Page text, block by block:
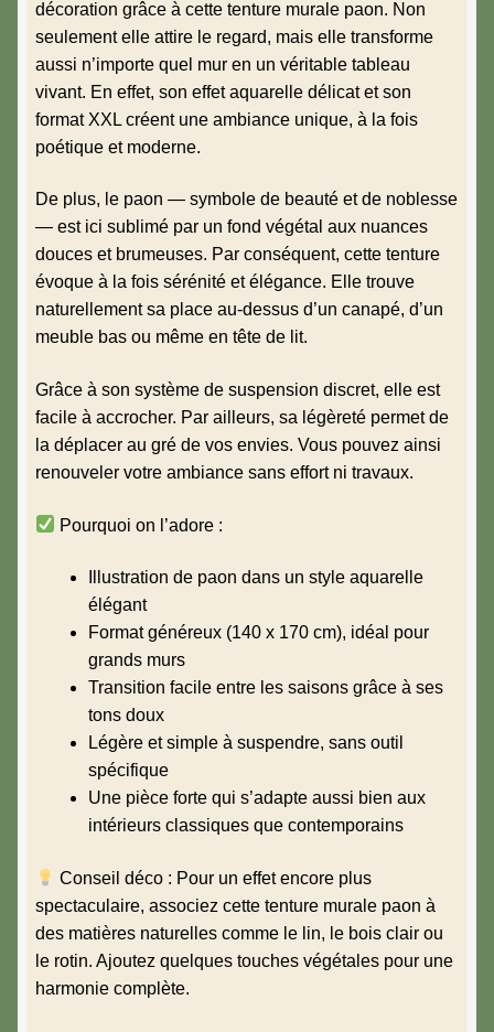
décoration grâce à cette tenture murale paon. Non
seulement elle attire le regard, mais elle transforme
aussi n’importe quel mur en un véritable tableau
vivant. En effet, son effet aquarelle délicat et son
format XXL créent une ambiance unique, à la fois
poétique et moderne.
De plus, le paon — symbole de beauté et de noblesse
— est ici sublimé par un fond végétal aux nuances
douces et brumeuses. Par conséquent, cette tenture
évoque à la fois sérénité et élégance. Elle trouve
naturellement sa place au-dessus d’un canapé, d’un
meuble bas ou même en tête de lit.
Grâce à son système de suspension discret, elle est
facile à accrocher. Par ailleurs, sa légèreté permet de
la déplacer au gré de vos envies. Vous pouvez ainsi
renouveler votre ambiance sans effort ni travaux.
Pourquoi on l’adore :
Illustration de paon dans un style aquarelle
élégant
Format généreux (140 x 170 cm), idéal pour
grands murs
Transition facile entre les saisons grâce à ses
tons doux
Légère et simple à suspendre, sans outil
spécifique
Une pièce forte qui s’adapte aussi bien aux
intérieurs classiques que contemporains
Conseil déco : Pour un effet encore plus
spectaculaire, associez cette tenture murale paon à
des matières naturelles comme le lin, le bois clair ou
le rotin. Ajoutez quelques touches végétales pour une
harmonie complète.